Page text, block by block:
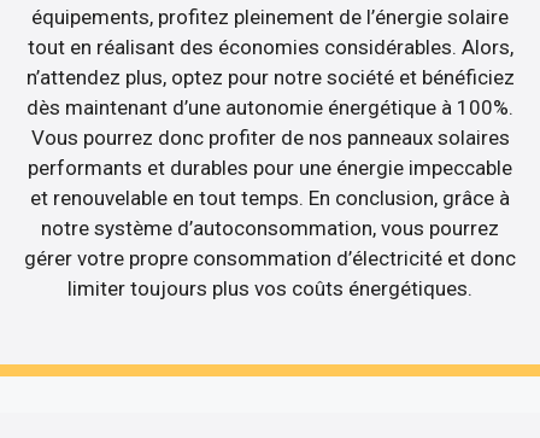
équipements, profitez pleinement de l’énergie solaire
tout en réalisant des économies considérables. Alors,
n’attendez plus, optez pour notre société et bénéficiez
dès maintenant d’une autonomie énergétique à 100%.
Vous pourrez donc profiter de nos panneaux solaires
performants et durables pour une énergie impeccable
et renouvelable en tout temps. En conclusion, grâce à
notre système d’autoconsommation, vous pourrez
gérer votre propre consommation d’électricité et donc
limiter toujours plus vos coûts énergétiques.